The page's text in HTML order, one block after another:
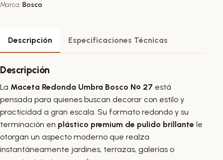
Marca: Bosco
Descripción Especificaciones Técnicas
Descripción
La Maceta Redonda Umbra Bosco Nº 27 está
pensada para quienes buscan decorar con estilo y
practicidad a gran escala. Su formato redondo y su
terminación en plástico premium de pulido brillante le
otorgan un aspecto moderno que realza
instantáneamente jardines, terrazas, galerías o